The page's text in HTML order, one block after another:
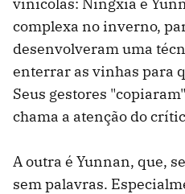
complexa no inverno,
desenvolveram uma
enterrar as vinhas para
Seus gestores
chama a atenção do
A outra é Yunnan, que,
sem palavras.